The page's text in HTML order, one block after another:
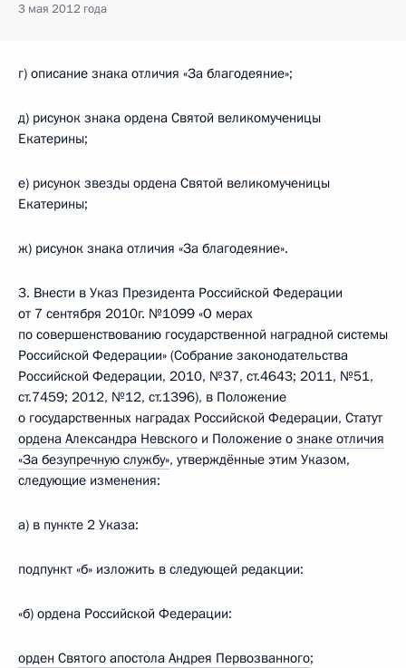
3 мая 2012 года
г) описание знака отличия «За благодеяние»;
д) рисунок знака ордена Святой великомученицы
Екатерины;
е) рисунок звезды ордена Святой великомученицы
Екатерины;
ж) рисунок знака отличия «За благодеяние».
3. Внести в Указ Президента Российской Федерации
от 7 сентября 2010г. №1099 «О мерах
по совершенствованию государственной наградной системы
Российской Федерации» (Собрание законодательства
Российской Федерации, 2010, №37, ст.4643; 2011, №51,
ст.7459; 2012, №12, ст.1396), в Положение
о государственных наградах Российской Федерации, Статут
ордена Александра Невского и Положение о знаке отличия
«За безупречную службу», утверждённые этим Указом,
следующие изменения:
а) в пункте 2 Указа:
подпункт «б» изложить в следующей редакции:
«б) ордена Российской Федерации:
орден Святого апостола Андрея Первозванного;